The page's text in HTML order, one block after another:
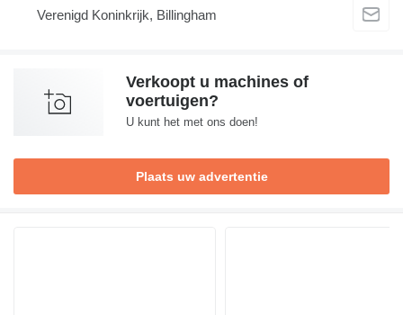
Verenigd Koninkrijk, Billingham
Verkoopt u machines of
voertuigen?
U kunt het met ons doen!
Plaats uw advertentie